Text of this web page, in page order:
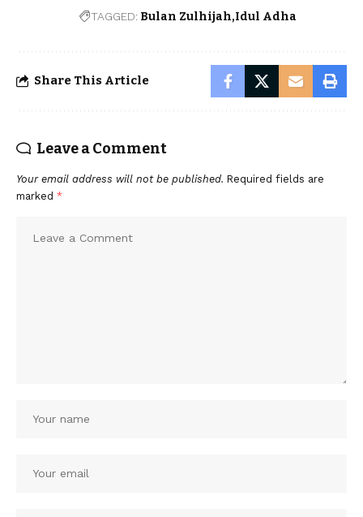
TAGGED: Bulan Zulhijah Idul Adha
Share This Article
Leave a Comment
Your email address will not be published. Required fields are
marked *